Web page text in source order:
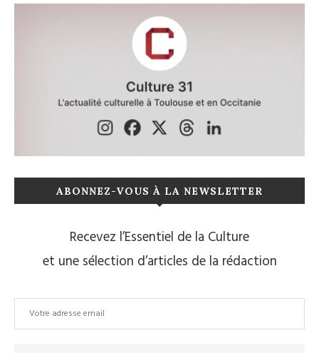
ABONNEZ-VOUS À LA NEWSLETTER
Recevez l’Essentiel de la Culture
et une sélection d’articles de la rédaction